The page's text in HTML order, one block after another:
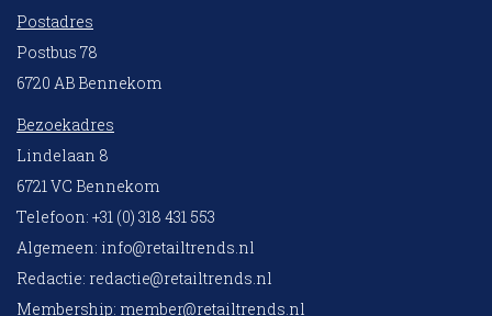
Postadres
Postbus 78
6720 AB Bennekom
Bezoekadres
Lindelaan 8
6721 VC Bennekom
Telefoon: +31 (0) 318 431 553
Algemeen: info@retailtrends.nl
Redactie: redactie@retailtrends.nl
Membership: member@retailtrends.nl